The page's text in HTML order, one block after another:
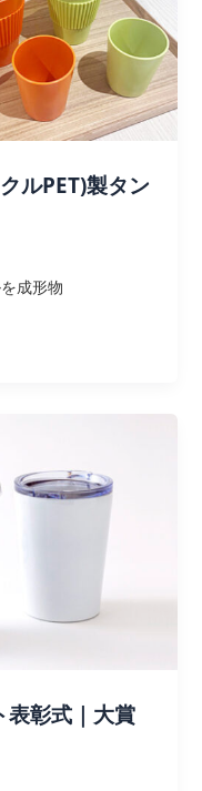
ルPET)製タン
成形物
彰式｜大賞